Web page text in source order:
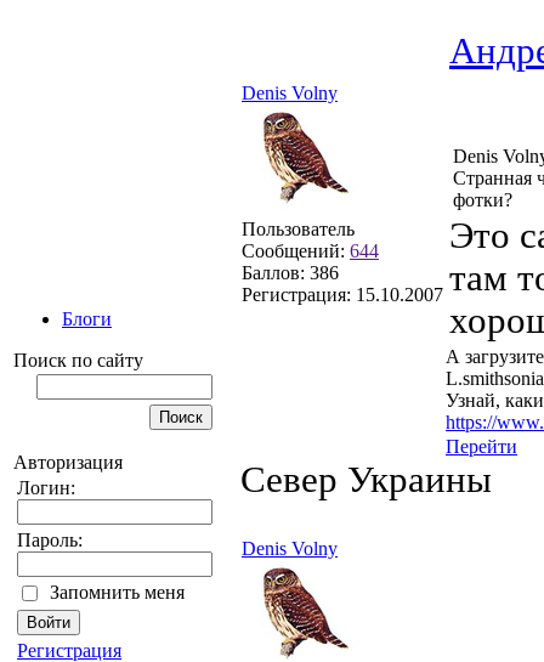
Блоги
Поиск по сайту
Авторизация
Логин:
Пароль:
Запомнить меня
Регистрация
Denis Volny
Пользователь
Сообщений: 644
Баллов: 386
Регистрация: 15.10.2007
Denis
Странная
фотки?
Это
там
А
Узнай,
https://
Перейти
Север Украины
Denis Volny